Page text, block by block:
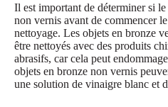
Il est important de déterminer si
non vernis avant de commencer
nettoyage. Les objets en bronze
être nettoyés avec des produits
abrasifs, car cela peut
objets en bronze non vernis
une solution de vinaigre blanc et